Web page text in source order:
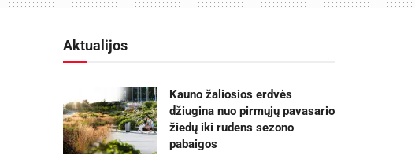
Aktualijos
Kauno žaliosios erdvės
džiugina nuo pirmųjų pavasario
žiedų iki rudens sezono
pabaigos